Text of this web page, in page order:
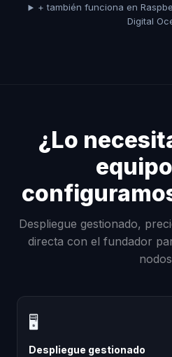
+ también funciona en
Digital
¿Lo
Despliegue gestionado,
directa con el fundador
🖥
Despliegue gestionado